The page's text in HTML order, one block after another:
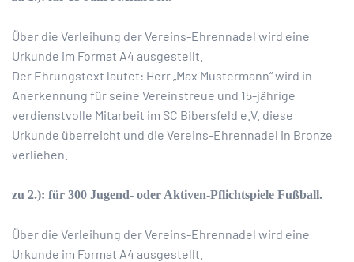
Über die Verleihung der Vereins-Ehrennadel wird eine
Urkunde im Format A4 ausgestellt.
Der Ehrungstext lautet: Herr „Max Mustermann“ wird in
Anerkennung für seine Vereinstreue und 15-jährige
verdienstvolle Mitarbeit im SC Bibersfeld e.V. diese
Urkunde überreicht und die Vereins-Ehrennadel in Bronze
verliehen.
zu 2.): für 300 Jugend- oder Aktiven-Pflichtspiele Fußball.
Über die Verleihung der Vereins-Ehrennadel wird eine
Urkunde im Format A4 ausgestellt.